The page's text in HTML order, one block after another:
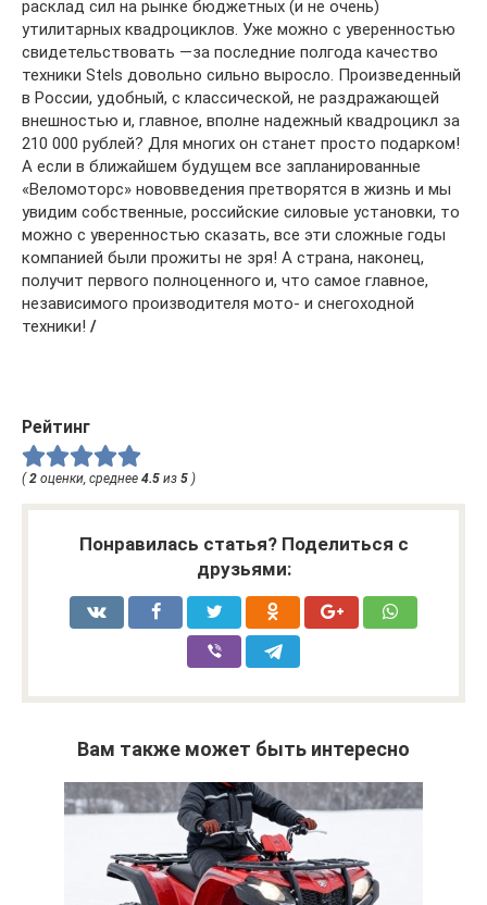
расклад сил на рынке бюджетных (и не очень)
утилитарных квадроциклов. Уже можно с уверенностью
свидетельствовать —за последние полгода качество
техники Stels довольно сильно выросло. Произведенный
в России, удобный, с классической, не раздражающей
внешностью и, главное, вполне надежный квадроцикл за
210 000 рублей? Для многих он станет просто подарком!
А если в ближайшем будущем все запланированные
«Веломоторс» нововведения претворятся в жизнь и мы
увидим собственные, российские силовые установки, то
можно с уверенностью сказать, все эти сложные годы
компанией были прожиты не зря! А страна, наконец,
получит первого полноценного и, что самое главное,
независимого производителя мото- и снегоходной
техники! /
Рейтинг
( 2 оценки, среднее 4.5 из 5 )
Понравилась статья? Поделиться с
друзьями:
Вам также может быть интересно